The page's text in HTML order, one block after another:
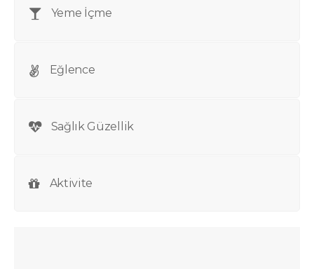
Yeme İçme
Eğlence
Sağlık Güzellik
Aktivite